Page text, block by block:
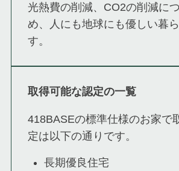
光熱費の削減、CO2の削減に
め、人にも地球にも優しい暮
す。
取得可能な認定の一覧
418BASEの標準仕様のお家で
定は以下の通りです。
長期優良住宅